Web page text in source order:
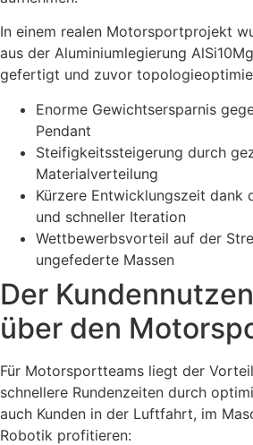
In einem realen Motorsportprojekt
aus der Aluminiumlegierung
gefertigt und zuvor
Enorme Gewichtsersparnis
Pendant
Steifigkeitssteigerung durch
Materialverteilung
Kürzere Entwicklungszeit dank
und schneller Iteration
Wettbewerbsvorteil auf der
ungefederte Massen
Der
über den
Für Motorsportteams liegt der
schnellere Rundenzeiten durch
auch Kunden in der Luftfahrt, im
Robotik profitieren: